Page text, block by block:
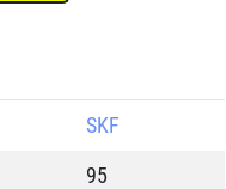
SKF
95